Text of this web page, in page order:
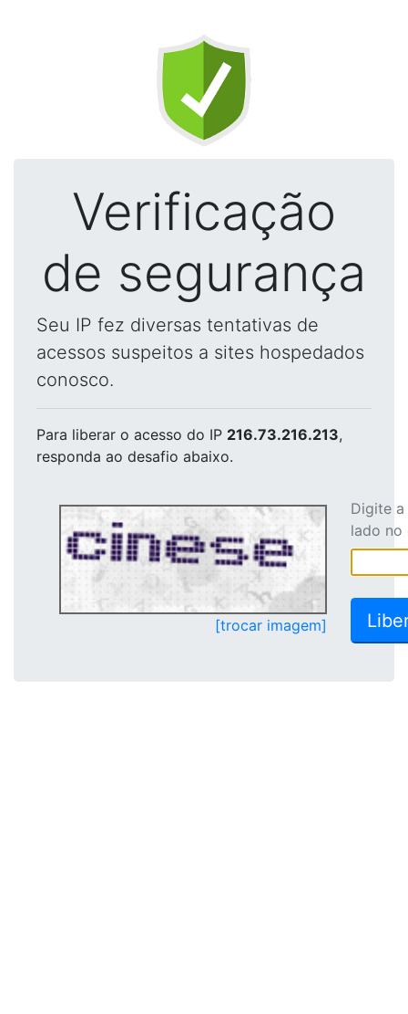
Verificação
de segurança
Seu IP fez diversas tentativas de
acessos suspeitos a sites hospedados
conosco.
Para liberar o acesso do IP 216.73.216.213,
responda ao desafio abaixo.
[trocar imagem]
Digite
lado no